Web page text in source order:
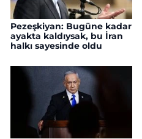
Pezeşkiyan: Bugüne kadar
ayakta kaldıysak, bu İran
halkı sayesinde oldu